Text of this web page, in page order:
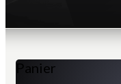
Panier